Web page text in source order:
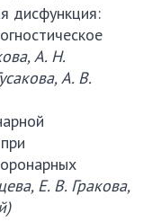
дисфункция:
А. Н.
А. В.
Е. В. Гракова,